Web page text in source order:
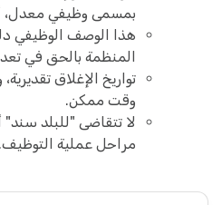
بمسمى وظيفي معدل،
هذا الوصف الوظيفي
المنظمة بالحق في
تواريخ الإغلاق
وقت ممكن.
لا تتقاضى "للبلد
مراحل عملية التوظيف.